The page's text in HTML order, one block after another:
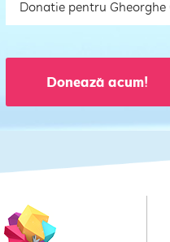
Donează acum!